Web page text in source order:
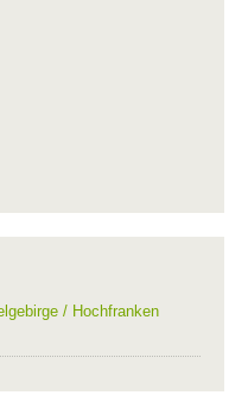
/ Hochfranken